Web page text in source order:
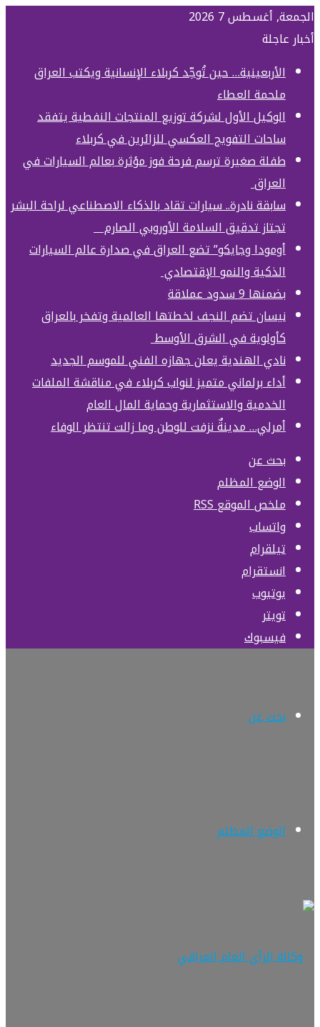
الجمعة, أغسطس 7 2026
أخبار عاجلة
الأربعينية… حين تُوحِّد كربلاء الإنسانية ويكتب العراق
ملحمة العطاء
الوكيل الأول لشركة توزيع المنتجات النفطية يتفقد
ساحات التفويج العكسي للزائرين في كربلاء
طفلة صغيرة ترسم فرحة فوز مؤثرة بعالم السيارات في
العراق
سابقة نادرة.. سيارات تقاد بالذكاء الاصطناعي لراحة البشر
تجتاز تدقيق السلامة الأوروبي الصارم
أومودا وجايكو” تضع العراق في صدارة عالم السيارات
الذكية والنمو الإقتصادي
بضمنها 9 سدود عملاقة
نيسان تضم النجف لخطتها العالمية وتفخر بالعراق
كأولوية في الشرق الأوسط
نادي الهندية يعلن جهازه الفني للموسم الجديد
أداء برلماني متميز لنواب كربلاء في مناقشة الملفات
الخدمية والاستثمارية وحماية المال العام
أمرلي… مدينةٌ نزفت للوطن وما زالت تنتظر الوفاء
بحث عن
الوضع المظلم
ملخص الموقع RSS
واتساب
تيلقرام
انستقرام
يوتيوب
تويتر
فيسبوك
بحث عن
الوضع المظلم